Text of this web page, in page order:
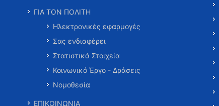
ΓΙΑ ΤΟΝ ΠΟΛΙΤΗ
Ηλεκτρονικές εφαρμογές
Σας ενδιαφέρει
Στατιστικά Στοιχεία
Κοινωνικό Έργο - Δράσεις
Νομοθεσία
ΕΠΙΚΟΙΝΩΝΙΑ